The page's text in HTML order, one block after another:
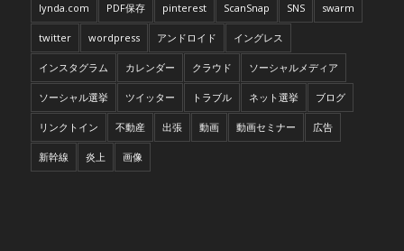
lynda.com PDF保存 pinterest ScanSnap SNS swarm
twitter wordpress アンドロイド イングレス
インスタグラム カレンダー クラウド ソーシャルメディア
ソーシャル選挙 ツイッター トラブル ネット選挙 ブログ
リンクトイン 不動産 出張 動画 動画セミナー 広告
新幹線 炎上 画像